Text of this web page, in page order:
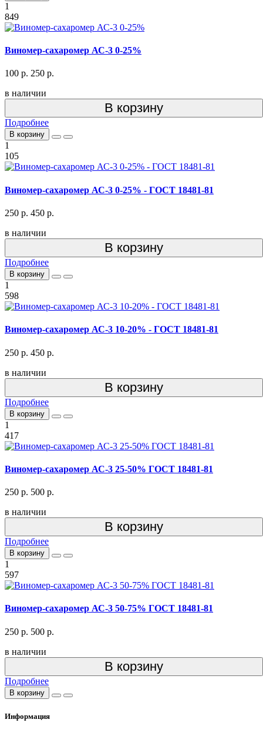
1
849
Виномер-сахаромер АС-3 0-25%
100 р. 250 р.
в наличии
В корзину
Подробнее
В корзину
1
105
Виномер-сахаромер АС-3 0-25% - ГОСТ 18481-81
250 р. 450 р.
в наличии
В корзину
Подробнее
В корзину
1
598
Виномер-сахаромер АС-3 10-20% - ГОСТ 18481-81
250 р. 450 р.
в наличии
В корзину
Подробнее
В корзину
1
417
Виномер-сахаромер АС-3 25-50% ГОСТ 18481-81
250 р. 500 р.
в наличии
В корзину
Подробнее
В корзину
1
597
Виномер-сахаромер АС-3 50-75% ГОСТ 18481-81
250 р. 500 р.
в наличии
В корзину
Подробнее
В корзину
Информация